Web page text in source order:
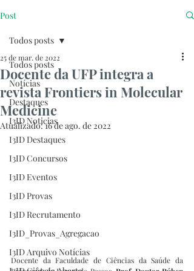
Post
Todos posts
Notícias
Destaques
I3ID Noticias
I3ID Destaques
I3ID Concursos
I3ID Eventos
I3ID Provas
I3ID Recrutamento
I3ID_Provas_Agregacao
I3ID Arquivo Notícias
Todos posts
Docente da UFP integra a
revista Frontiers in Molecular
Medicine
25 de mar. de 2022
Atualizado:16 de ago. de 2022
Docente da Faculdade de Ciências da Saúde da